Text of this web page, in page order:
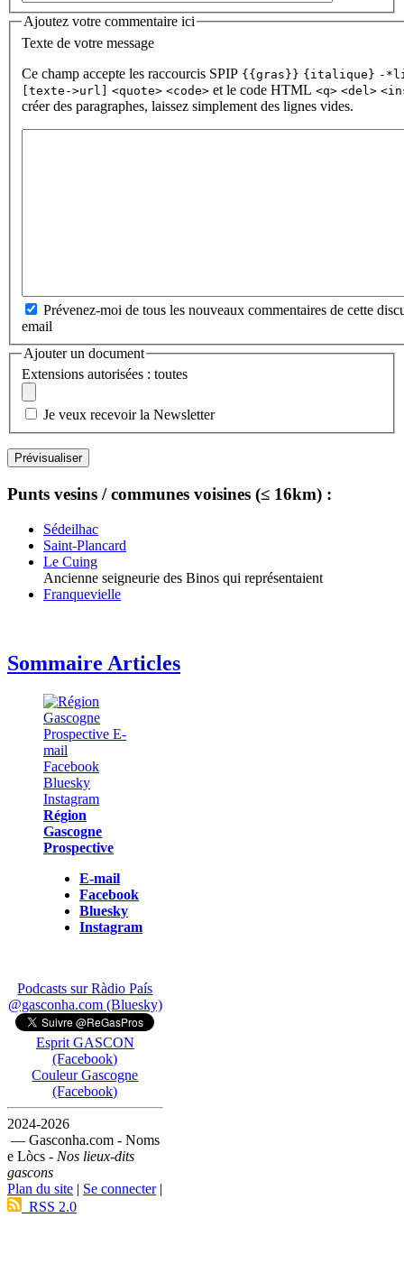
Ajoutez votre commentaire ici
Texte de votre message
Ce champ accepte les raccourcis SPIP {{gras}} {italique} -
[texte->url] <quote> <code> et le code HTML <q> <del>
créer des paragraphes, laissez simplement des lignes vides.
Prévenez-moi de tous les nouveaux commentaires de cette
email
Ajouter un document
Extensions autorisées : toutes
Je veux recevoir la Newsletter
Punts vesins / communes voisines (≤ 16km) :
Sédeilhac
Saint-Plancard
Le Cuing
Ancienne seigneurie des Binos qui représentaient
Franquevielle
Sommaire Articles
Région
Gascogne
Prospective
E-mail
Facebook
Bluesky
Instagram
Podcasts sur Ràdio País
@gasconha.com (Bluesky)
Esprit GASCON
(Facebook)
Couleur Gascogne
(Facebook)
2024-2026
— Gasconha.com - Noms
e Lòcs - Nos lieux-dits
gascons
Plan du site | Se connecter|
RSS 2.0